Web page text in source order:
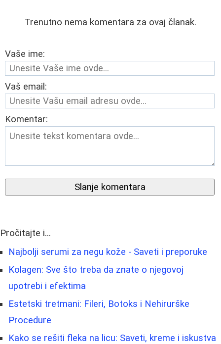
Trenutno nema komentara za ovaj članak.
Vaše ime:
Vaš email:
Komentar:
Slanje komentara
Pročitajte i...
Najbolji serumi za negu kože - Saveti i preporuke
Kolagen: Sve što treba da znate o njegovoj
upotrebi i efektima
Estetski tretmani: Fileri, Botoks i Nehirurške
Procedure
Kako se rešiti fleka na licu: Saveti, kreme i iskustva